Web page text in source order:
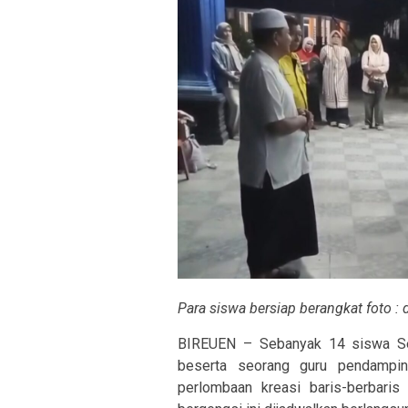
Para siswa bersiap berangkat foto :
BIREUEN – Sebanyak 14 siswa
beserta seorang guru
perlombaan kreasi baris-